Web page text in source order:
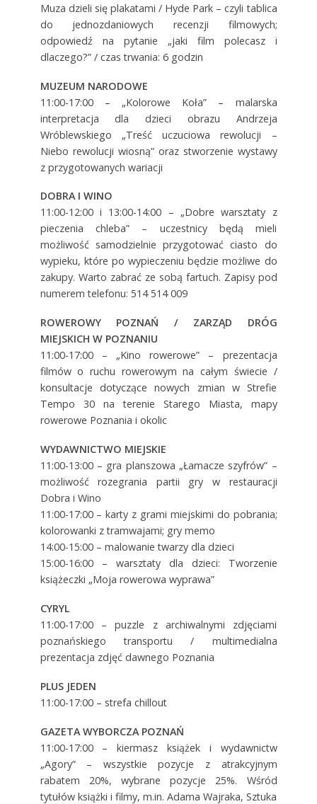
Muza dzieli się plakatami / Hyde Park – czyli tablica
do jednozdaniowych recenzji filmowych;
odpowiedź na pytanie „jaki film polecasz i
dlaczego?” / czas trwania: 6 godzin
MUZEUM NARODOWE
11:00-17:00 – „Kolorowe Koła” – malarska
interpretacja dla dzieci obrazu Andrzeja
Wróblewskiego „Treść uczuciowa rewolucji –
Niebo rewolucji wiosną” oraz stworzenie wystawy
z przygotowanych wariacji
DOBRA I WINO
11:00-12:00 i 13:00-14:00 – „Dobre warsztaty z
pieczenia chleba” – uczestnicy będą mieli
możliwość samodzielnie przygotować ciasto do
wypieku, które po wypieczeniu będzie możliwe do
zakupy. Warto zabrać ze sobą fartuch. Zapisy pod
numerem telefonu: 514 514 009
ROWEROWY POZNAŃ / ZARZĄD DRÓG
MIEJSKICH W POZNANIU
11:00-17:00 – „Kino rowerowe” – prezentacja
filmów o ruchu rowerowym na całym świecie /
konsultacje dotyczące nowych zmian w Strefie
Tempo 30 na terenie Starego Miasta, mapy
rowerowe Poznania i okolic
WYDAWNICTWO MIEJSKIE
11:00-13:00 – gra planszowa „Łamacze szyfrów” –
możliwość rozegrania partii gry w restauracji
Dobra i Wino
11:00-17:00 – karty z grami miejskimi do pobrania;
kolorowanki z tramwajami; gry memo
14:00-15:00 – malowanie twarzy dla dzieci
15:00-16:00 – warsztaty dla dzieci: Tworzenie
książeczki „Moja rowerowa wyprawa”
CYRYL
11:00-17:00 – puzzle z archiwalnymi zdjęciami
poznańskiego transportu / multimedialna
prezentacja zdjęć dawnego Poznania
PLUS JEDEN
11:00-17:00 – strefa chillout
GAZETA WYBORCZA POZNAŃ
11:00-17:00 – kiermasz książek i wydawnictw
„Agory” – wszystkie pozycje z atrakcyjnym
rabatem 20%, wybrane pozycje 25%. Wśród
tytułów książki i filmy, m.in. Adama Wajraka, Sztuka